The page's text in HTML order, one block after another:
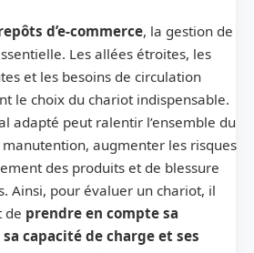
d’e‑commerce, la gestion de
Les allées étroites, les
et les besoins de circulation
le choix du chariot indispensable.
adapté peut ralentir l’ensemble du
manutention, augmenter les risques
des produits et de blessure
Ainsi, pour évaluer un chariot, il
de prendre en compte sa
capacité de charge et ses